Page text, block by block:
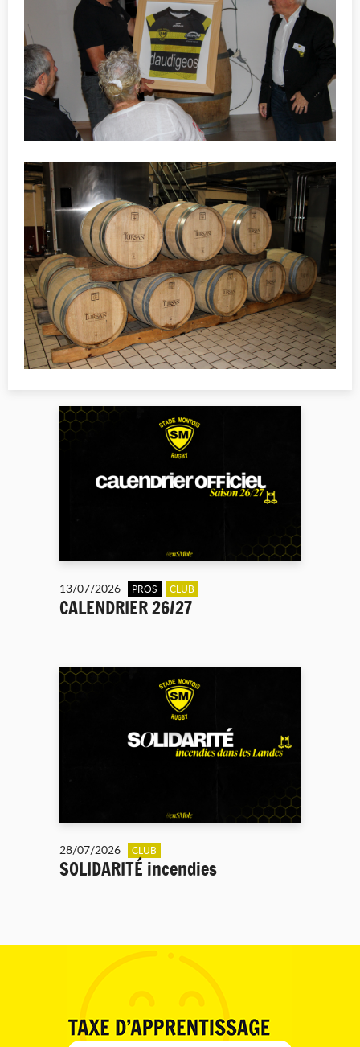
13/07/2026 PROS CLUB
CALENDRIER 26/27
28/07/2026 CLUB
SOLIDARITÉ incendies